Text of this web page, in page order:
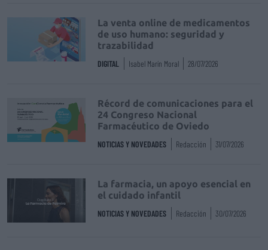
La venta online de medicamentos
de uso humano: seguridad y
trazabilidad
DIGITAL Isabel Marín Moral 28/07/2026
Récord de comunicaciones para el
24 Congreso Nacional
Farmacéutico de Oviedo
NOTICIAS Y NOVEDADES Redacción 31/07/2026
La farmacia, un apoyo esencial en
el cuidado infantil
NOTICIAS Y NOVEDADES Redacción 30/07/2026